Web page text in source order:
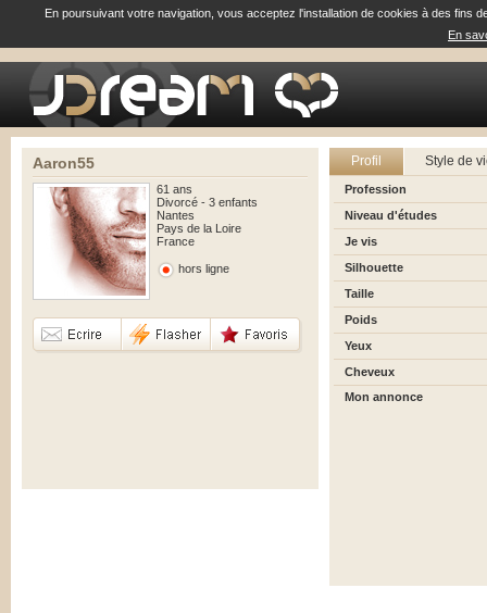
En poursuivant votre navigation, vous acceptez l'installation de cookies à des
En
Aaron55
61 ans
Divorcé - 3 enfants
Nantes
Pays de la Loire
France
hors ligne
Profil Style de
Profession
Niveau d'études
Je vis
Silhouette
Taille
Poids
Yeux
Cheveux
Mon annonce